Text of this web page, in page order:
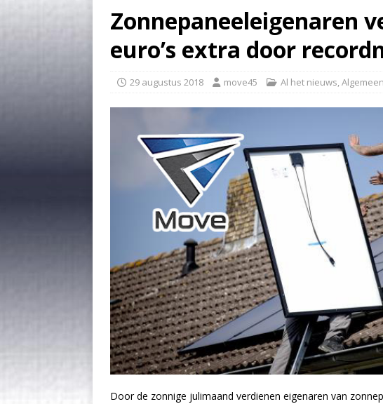
Zonnepaneeleigenaren
euro’s extra door
29 augustus 2018 move45 Al het nieuws,Algemeen
Door de zonnige julimaand verdienen eigenaren van